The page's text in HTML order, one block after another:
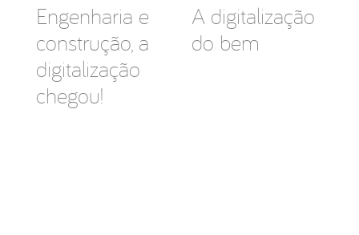
Engenharia e
construção, a
digitalização
chegou!
A digitalização
do bem